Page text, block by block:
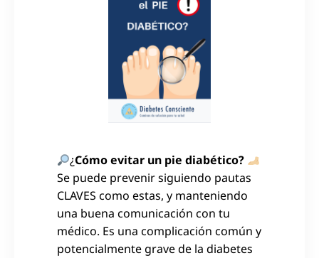
¿Cómo evitar un pie diabético?
Se puede prevenir siguiendo pautas
CLAVES como estas, y manteniendo
una buena comunicación con tu
médico. Es una complicación común y
potencialmente grave de la diabetes